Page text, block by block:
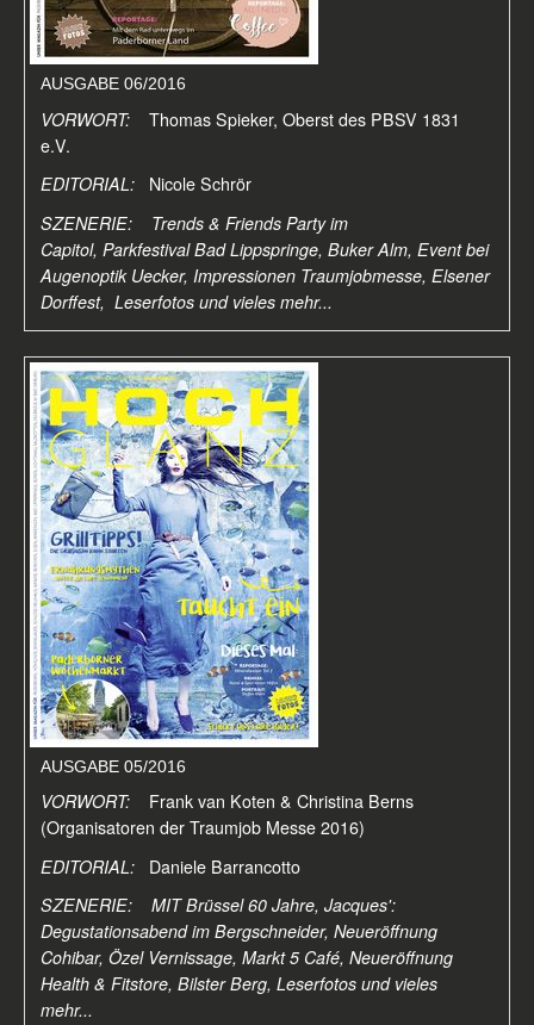
AUSGABE 06/2016
VORWORT:
Thomas Spieker, Oberst des PBSV 1831
e.V.
EDITORIAL:
Nicole Schrör
SZENERIE: Trends & Friends Party im
Capitol, Parkfestival Bad Lippspringe, Buker Alm, Event bei
Augenoptik Uecker, Impressionen Traumjobmesse, Elsener
Dorffest, Leserfotos und vieles mehr...
AUSGABE 05/2016
VORWORT:
Frank van Koten & Christina Berns
(Organisatoren der Traumjob Messe 2016)
EDITORIAL:
Daniele Barrancotto
SZENERIE: MIT Brüssel 60 Jahre, Jacques':
Degustationsabend im Bergschneider, Neueröffnung
Cohibar, Özel Vernissage, Markt 5 Café, Neueröffnung
Health & Fitstore, Bilster Berg, Leserfotos und vieles
mehr...